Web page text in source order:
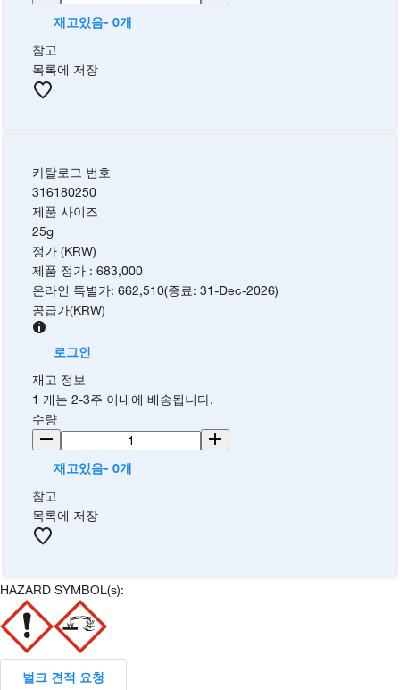
재고있음- 0개
참고
목록에 저장
카탈로그 번호
316180250
제품 사이즈
25g
정가 (KRW)
제품 정가 :683,000
온라인 특별가:662,510(종료:31-Dec-2026)
공급가(KRW)
로그인
재고 정보
1 개는 2-3주 이내에 배송됩니다.
수량
재고있음- 0개
참고
목록에 저장
HAZARD SYMBOL(s):
벌크 견적 요청